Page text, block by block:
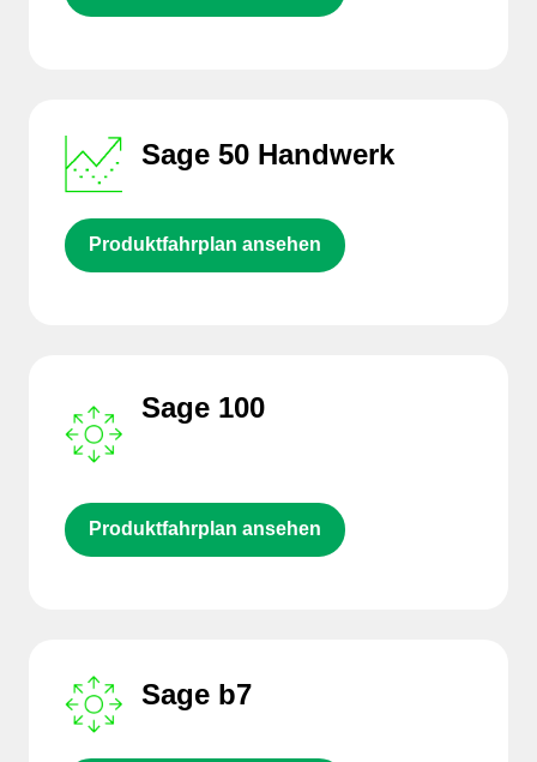
Sage 50 Handwerk
Produktfahrplan ansehen
Sage 100
Produktfahrplan ansehen
Sage b7